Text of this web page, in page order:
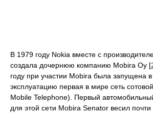
В 1979 году Nokia вместе с
создала дочернюю компанию Mobira Oy [
году при участии Mobira была запущена
эксплуатацию первая в мире сеть
Mobile Telephone). Первый
для этой сети Mobira Senator весил почти